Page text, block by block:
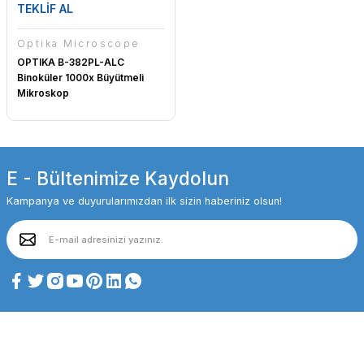
TEKLİF AL
Optika Microscope
OPTIKA B-382PL-ALC
Binoküler 1000x Büyütmeli
Mikroskop
E - Bültenimize Kaydolun
Kampanya ve duyurularımızdan ilk sizin haberiniz olsun!